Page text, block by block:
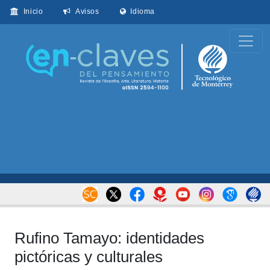
Inicio Avisos Idioma
Rufino Tamayo: identidades
pictóricas y culturales